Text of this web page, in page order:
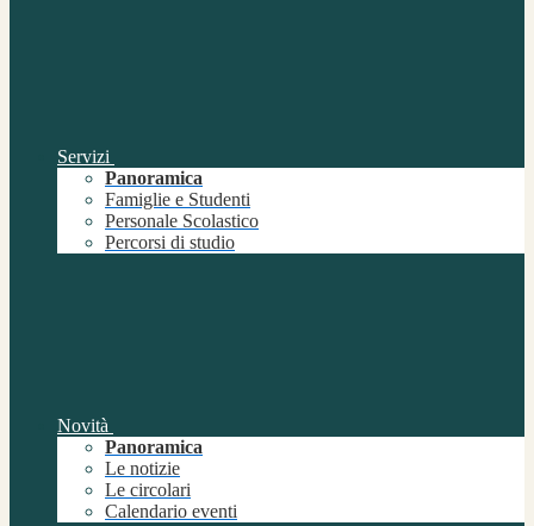
Servizi
Panoramica
Famiglie e Studenti
Personale Scolastico
Percorsi di studio
Novità
Panoramica
Le notizie
Le circolari
Calendario eventi